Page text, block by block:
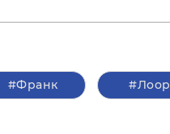
#Франк #Лоор